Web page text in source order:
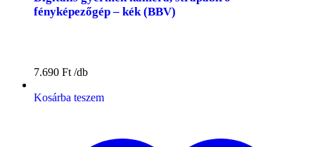
fényképezőgép – kék (BBV)
7.690 Ft
Kosárba teszem